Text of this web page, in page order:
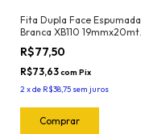
Fita Dupla Face Espumada
Branca XB110 19mmx20mt
Adere
R$77,50
R$73,63com Pix
2xde R$38,75 sem juros